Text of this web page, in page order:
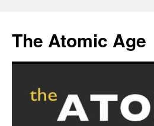
content
The Atomic Age